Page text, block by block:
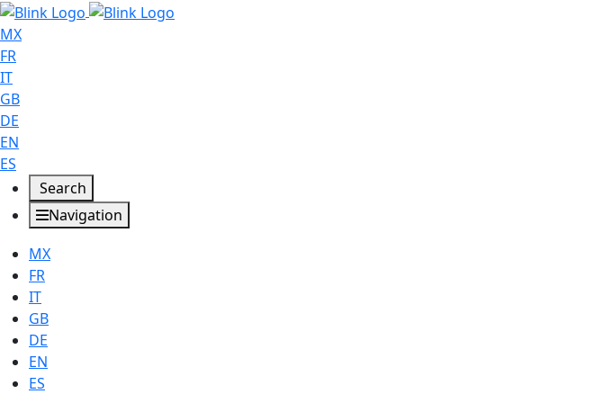
MX
FR
IT
GB
DE
EN
ES
Search
Navigation
MX
FR
IT
GB
DE
EN
ES